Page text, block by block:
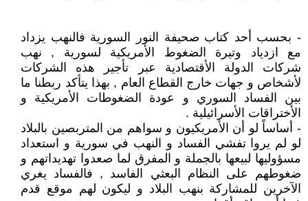
- بحسب أحد كتاب صحيفة النور السورية فالنهب يزداد
مع ازدياد وتيرة الضغوط الأمريكية لسورية , نهب
شركات الدولة الأقتصادية عبر تأجير هذه الشركات
لأشخاص و جهات خارج القطاع العام , بهذا يتأكد ربطنا ما
بين الفساد السوري و عودة الضغوطات الأمريكية و
الأختراقات الأسرائيلية .
- أساساً لو أن الأمريكيون و سواهم من المتربصين بالبلاد
لو لم يروا تفشي الفساد و النهب في سورية و استعداد
مسؤوليها لبيعها بالجملة و المفرق لما صعدوا تهديداتهم و
ضغوطهم على النظام البعثي الفاسد , فالفساد يغري
الآخرين للمشاركة بنهب البلاد و ليكون لهم موقع قدم